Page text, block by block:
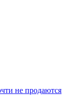
не продаются